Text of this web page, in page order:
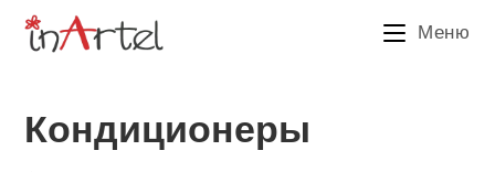
Перейти
Меню
Кондиционеры